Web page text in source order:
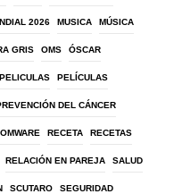
2026 MUSICA MÚSICA
GRIS OMS ÓSCAR
PELICULAS PELÍCULAS
DEL CÁNCER
RECETA RECETAS
RELACIÓN EN PAREJA SALUD
SCUTARO SEGURIDAD